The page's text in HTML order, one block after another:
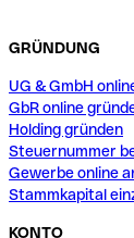
GRÜNDUNG
UG & GmbH
GbR online
Holding gründen
Steuernummer
Gewerbe online
Stammkapital
KONTO